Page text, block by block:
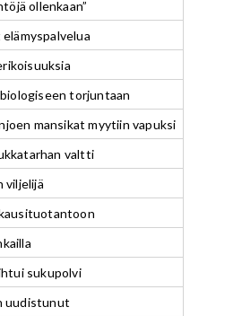
ollenkaan”
torjuntaan
mansikat myytiin vapuksi
valtti
viljelijä
sukupolvi
uudistunut